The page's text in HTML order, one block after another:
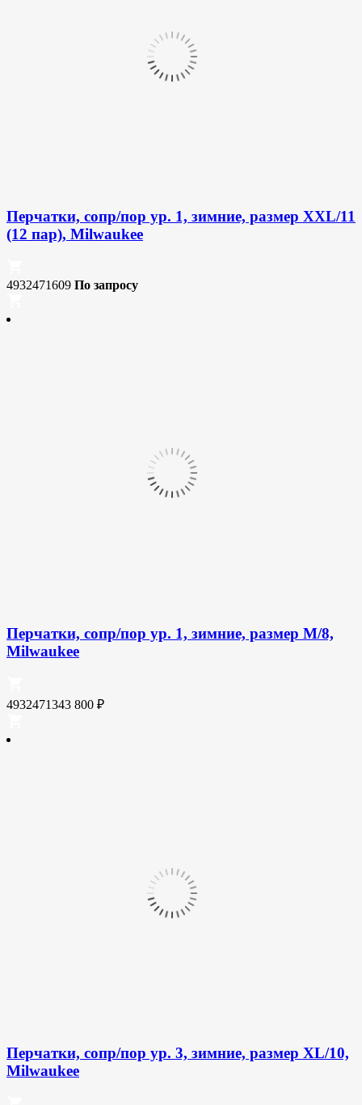
Перчатки, сопр/пор ур. 1, зимние, размер XXL/11
(12 пар), Milwaukee
4932471609 По запросу
Перчатки, сопр/пор ур. 1, зимние, размер M/8,
Milwaukee
4932471343 800 ₽
Перчатки, сопр/пор ур. 3, зимние, размер XL/10,
Milwaukee